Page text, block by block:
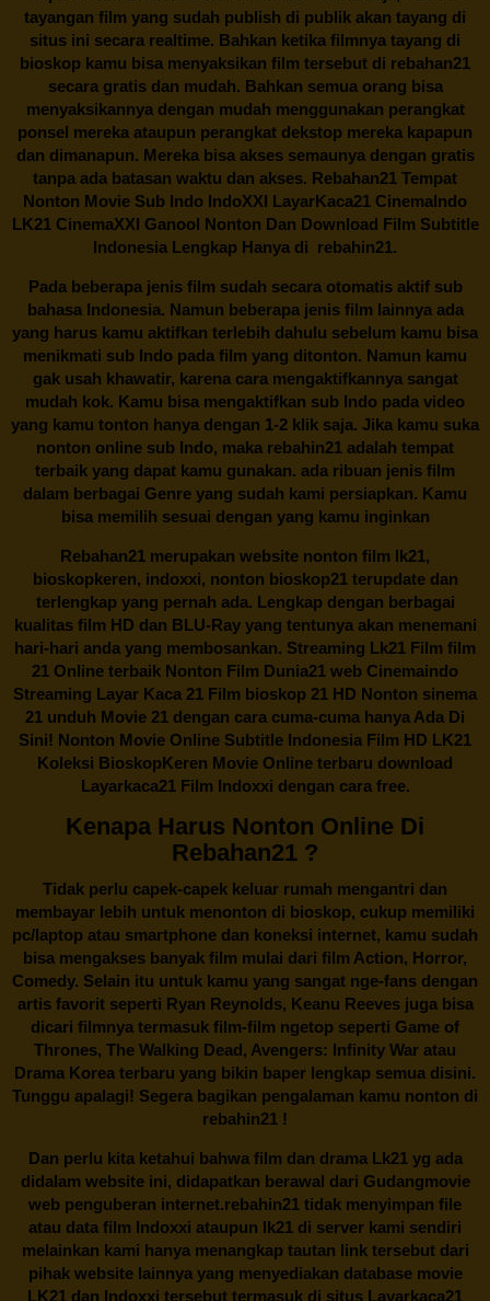
tayangan film yang sudah publish di publik akan tayang di
situs ini secara realtime. Bahkan ketika filmnya tayang di
bioskop kamu bisa menyaksikan film tersebut di rebahan21
secara gratis dan mudah. Bahkan semua orang bisa
menyaksikannya dengan mudah menggunakan perangkat
ponsel mereka ataupun perangkat dekstop mereka kapapun
dan dimanapun. Mereka bisa akses semaunya dengan gratis
tanpa ada batasan waktu dan akses. Rebahan21 Tempat
Nonton Movie Sub Indo IndoXXI LayarKaca21 CinemaIndo
LK21 CinemaXXI Ganool Nonton Dan Download Film Subtitle
Indonesia Lengkap Hanya di rebahin21.
Pada beberapa jenis film sudah secara otomatis aktif sub
bahasa Indonesia. Namun beberapa jenis film lainnya ada
yang harus kamu aktifkan terlebih dahulu sebelum kamu bisa
menikmati sub Indo pada film yang ditonton. Namun kamu
gak usah khawatir, karena cara mengaktifkannya sangat
mudah kok. Kamu bisa mengaktifkan sub Indo pada video
yang kamu tonton hanya dengan 1-2 klik saja. Jika kamu suka
nonton online sub Indo, maka rebahin21 adalah tempat
terbaik yang dapat kamu gunakan. ada ribuan jenis film
dalam berbagai Genre yang sudah kami persiapkan. Kamu
bisa memilih sesuai dengan yang kamu inginkan
Rebahan21 merupakan website nonton film lk21,
bioskopkeren, indoxxi, nonton bioskop21 terupdate dan
terlengkap yang pernah ada. Lengkap dengan berbagai
kualitas film HD dan BLU-Ray yang tentunya akan menemani
hari-hari anda yang membosankan. Streaming Lk21 Film film
21 Online terbaik Nonton Film Dunia21 web Cinemaindo
Streaming Layar Kaca 21 Film bioskop 21 HD Nonton sinema
21 unduh Movie 21 dengan cara cuma-cuma hanya Ada Di
Sini! Nonton Movie Online Subtitle Indonesia Film HD LK21
Koleksi BioskopKeren Movie Online terbaru download
Layarkaca21 Film Indoxxi dengan cara free.
Kenapa Harus Nonton Online Di
Rebahan21 ?
Tidak perlu capek-capek keluar rumah mengantri dan
membayar lebih untuk menonton di bioskop, cukup memiliki
pc/laptop atau smartphone dan koneksi internet, kamu sudah
bisa mengakses banyak film mulai dari film Action, Horror,
Comedy. Selain itu untuk kamu yang sangat nge-fans dengan
artis favorit seperti Ryan Reynolds, Keanu Reeves juga bisa
dicari filmnya termasuk film-film ngetop seperti Game of
Thrones, The Walking Dead, Avengers: Infinity War atau
Drama Korea terbaru yang bikin baper lengkap semua disini.
Tunggu apalagi! Segera bagikan pengalaman kamu nonton di
rebahin21 !
Dan perlu kita ketahui bahwa film dan dramaLk21yg ada
didalam website ini, didapatkan berawal dari Gudangmovie
web penguberan internet.rebahin21 tidak menyimpan file
atau data film Indoxxi ataupun lk21 di server kami sendiri
melainkan kami hanya menangkap tautan link tersebut dari
pihak website lainnya yang menyediakan database movie
LK21 dan Indoxxi tersebut termasuk di situs Layarkaca21